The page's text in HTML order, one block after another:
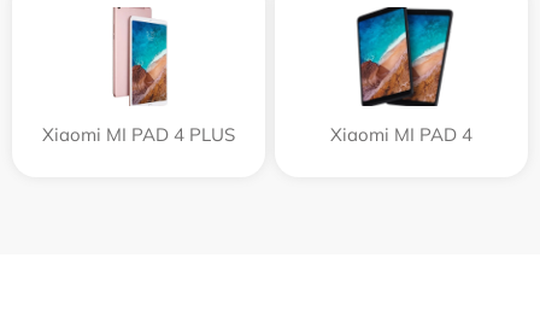
Xiaomi MI PAD 4 PLUS Xiaomi MI PAD 4